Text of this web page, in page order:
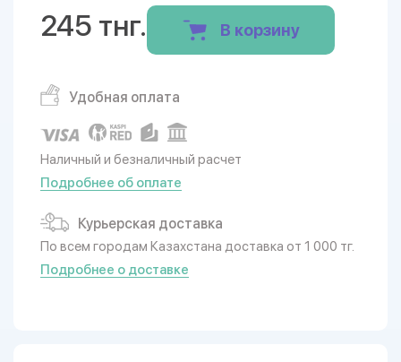
245 тнг. В корзину
Удобная оплата
Наличный и безналичный расчет
Подробнее об оплате
Курьерская доставка
По всем городам Казахстана доставка от 1 000 тг.
Подробнее о доставке